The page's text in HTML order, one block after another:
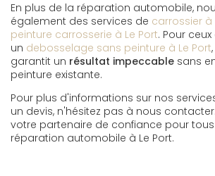
En plus de la réparation automobile,
également des services de carrossier à
peinture carrosserie à Le Port. Pour
un debosselage sans peinture à Le Port
garantit un résultat impeccable sans
peinture existante.
Pour plus d'informations sur nos
un devis, n'hésitez pas à nous contacter.
votre partenaire de confiance pour
réparation automobile à Le Port.